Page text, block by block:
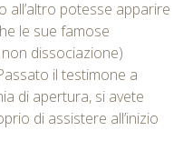
all’altro potesse apparire
le sue famose
dissociazione)
il testimone a
di apertura, si avete
di assistere all’inizio